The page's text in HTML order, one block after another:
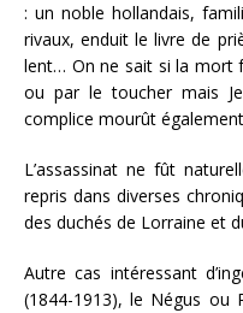
: un noble hollandais,
rivaux, enduit le livre de
lent… On ne sait si la mort
ou par le toucher mais
complice mourût
L’assassinat ne fût
repris dans diverses
des duchés de Lorraine et
Autre cas intéressant
(1844-1913), le Négus ou